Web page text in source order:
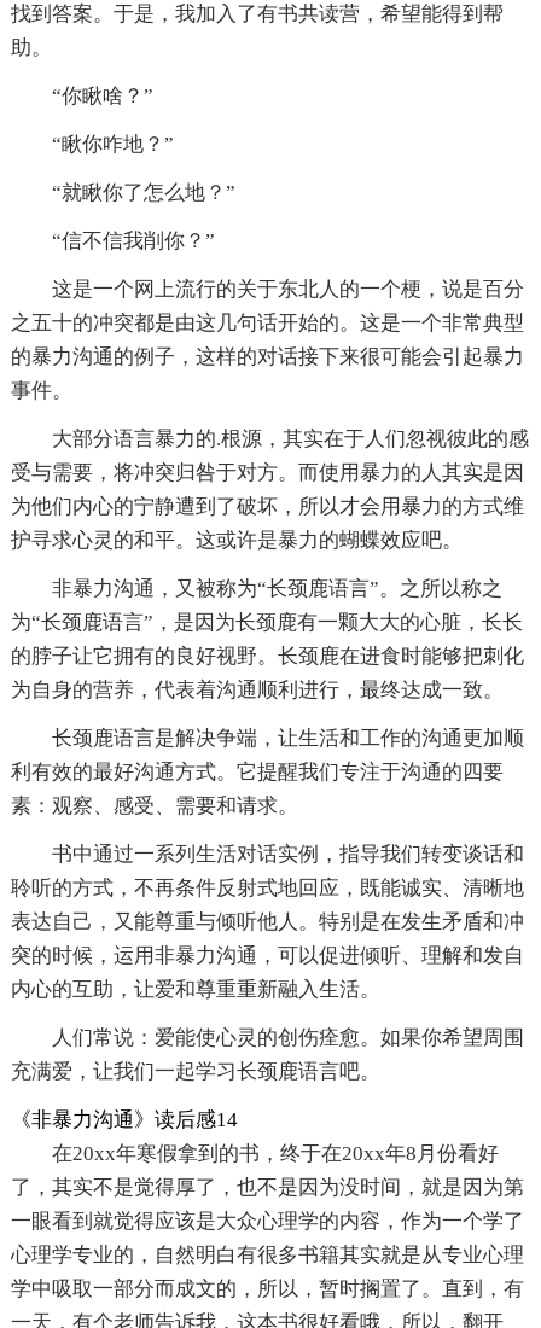
找到答案。于是，我加入了有书共读营，希望能得到帮
助。
“你瞅啥？”
“瞅你咋地？”
“就瞅你了怎么地？”
“信不信我削你？”
这是一个网上流行的关于东北人的一个梗，说是百分
之五十的冲突都是由这几句话开始的。这是一个非常典型
的暴力沟通的例子，这样的对话接下来很可能会引起暴力
事件。
大部分语言暴力的.根源，其实在于人们忽视彼此的感
受与需要，将冲突归咎于对方。而使用暴力的人其实是因
为他们内心的宁静遭到了破坏，所以才会用暴力的方式维
护寻求心灵的和平。这或许是暴力的蝴蝶效应吧。
非暴力沟通，又被称为“长颈鹿语言”。之所以称之
为“长颈鹿语言”，是因为长颈鹿有一颗大大的心脏，长长
的脖子让它拥有的良好视野。长颈鹿在进食时能够把刺化
为自身的营养，代表着沟通顺利进行，最终达成一致。
长颈鹿语言是解决争端，让生活和工作的沟通更加顺
利有效的最好沟通方式。它提醒我们专注于沟通的四要
素：观察、感受、需要和请求。
书中通过一系列生活对话实例，指导我们转变谈话和
聆听的方式，不再条件反射式地回应，既能诚实、清晰地
表达自己，又能尊重与倾听他人。特别是在发生矛盾和冲
突的时候，运用非暴力沟通，可以促进倾听、理解和发自
内心的互助，让爱和尊重重新融入生活。
人们常说：爱能使心灵的创伤痊愈。如果你希望周围
充满爱，让我们一起学习长颈鹿语言吧。
《非暴力沟通》读后感14
在20xx年寒假拿到的书，终于在20xx年8月份看好
了，其实不是觉得厚了，也不是因为没时间，就是因为第
一眼看到就觉得应该是大众心理学的内容，作为一个学了
心理学专业的，自然明白有很多书籍其实就是从专业心理
学中吸取一部分而成文的，所以，暂时搁置了。直到，有
一天，有个老师告诉我，这本书很好看哦，所以，翻开